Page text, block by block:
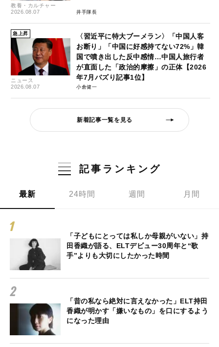
教養・カルチャー
2026.08.07
井手隊長
急上昇
ニュース
2026.08.07
〈習近平に特大ブーメラン〉「中国人客
お断り」「中国に好感持てない72%」韓
国で噴き出した反中感情…中国人旅行者
が直面した「政治的摩擦」の正体【2026
年7月バズり記事1位】
小倉健一
新着記事一覧を見る
記事ランキング
最新 24時間 週間 月間
「子どもにとっては私しか母親がいない」持
田香織が語る、ELTデビュー30周年と“歌
手”よりも大切にしたかった時間
「昔の私なら絶対に言えなかった」ELT持田
香織が明かす「嫌いなもの」を口にするよう
になった理由